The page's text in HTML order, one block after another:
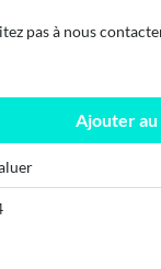
pas à nous
Ajouter au